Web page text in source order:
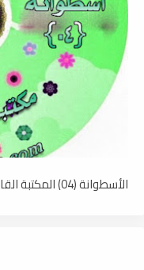
الأسطوانة (04) المكتبة القانونية - كتب ورسائل علمية ، pdf